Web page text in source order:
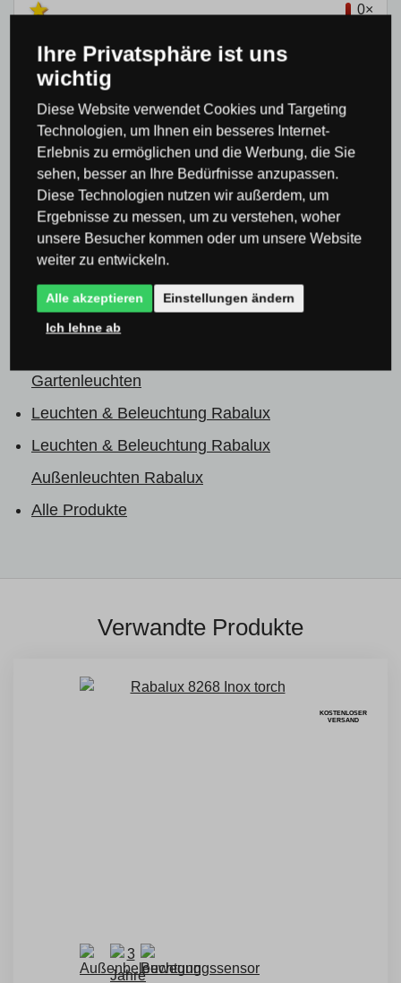
0×
Produktkategorie
Außenbeleuchtung & Außenleuchten
und Gartenlampen
Außenbeleuchtung & Außenleuchten
und Gartenlampen
Outdoor- & Gartenlampen
Boden
Gartenleuchten
Leuchten & Beleuchtung Rabalux
Leuchten & Beleuchtung Rabalux
Außenleuchten Rabalux
Alle Produkte
Verwandte Produkte
KOSTENLOSER
VERSAND
Ihre Privatsphäre ist uns
wichtig
Diese Website verwendet Cookies und Targeting
Technologien, um Ihnen ein besseres Internet-
Erlebnis zu ermöglichen und die Werbung, die Sie
sehen, besser an Ihre Bedürfnisse anzupassen.
Diese Technologien nutzen wir außerdem, um
Ergebnisse zu messen, um zu verstehen, woher
unsere Besucher kommen oder um unsere Website
weiter zu entwickeln.
Alle akzeptieren Einstellungen ändern
Ich lehne ab